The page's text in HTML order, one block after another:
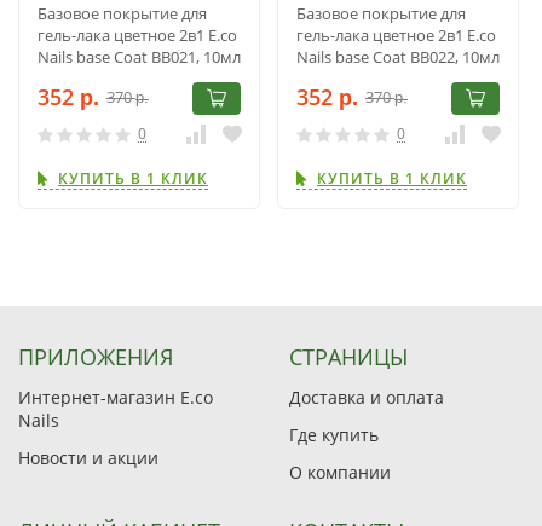
Базовое покрытие для
гель-лака цветное 2в1 E.co
Nails base Coat BB021, 10мл
352 р. 370р.
0
КУПИТЬ В 1 КЛИК
Базовое покрытие для
гель-лака цветное 2в1 E.co
Nails base Coat BB022, 10мл
352 р. 370р.
0
КУПИТЬ В 1 КЛИК
ПРИЛОЖЕНИЯ
Интернет-магазин E.co
Nails
Новости и акции
СТРАНИЦЫ
Доставка и оплата
Где купить
О компании